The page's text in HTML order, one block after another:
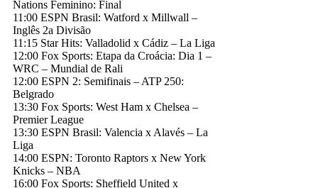
Nations Feminino: Final
11:00 ESPN Brasil: Watford x Millwall –
Inglês 2a Divisão
11:15 Star Hits: Valladolid x Cádiz – La Liga
12:00 Fox Sports: Etapa da Croácia: Dia 1 –
WRC – Mundial de Rali
12:00 ESPN 2: Semifinais – ATP 250:
Belgrado
13:30 Fox Sports: West Ham x Chelsea –
Premier League
13:30 ESPN Brasil: Valencia x Alavés – La
Liga
14:00 ESPN: Toronto Raptors x New York
Knicks – NBA
16:00 Fox Sports: Sheffield United x